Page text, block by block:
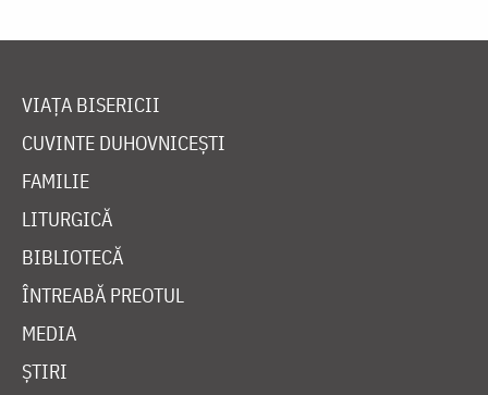
VIAȚA BISERICII
CUVINTE DUHOVNICEȘTI
FAMILIE
LITURGICĂ
BIBLIOTECĂ
ÎNTREABĂ PREOTUL
MEDIA
ȘTIRI